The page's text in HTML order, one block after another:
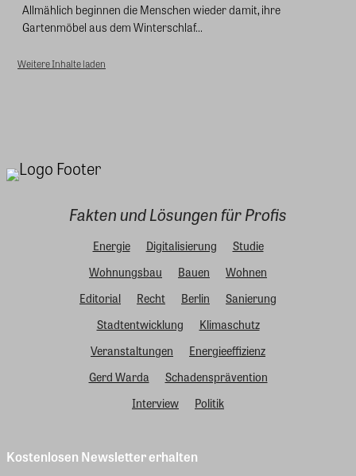
Allmählich beginnen die Menschen wieder damit, ihre
Gartenmöbel aus dem Winterschlaf...
Weitere Inhalte laden
Fakten und Lösungen für Profis
Energie Digitalisierung
Studie
Wohnungsbau
Bauen
Wohnen
Editorial
Recht Berlin
Sanierung
Stadtentwicklung
Klimaschutz
Veranstaltungen
Energieeffizienz
Gerd Warda
Schadensprävention
Interview
Politik
Kostenlosen Newsletter erhalten